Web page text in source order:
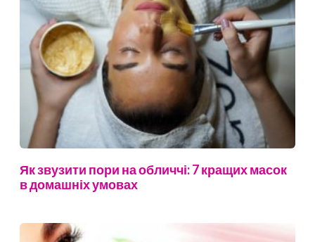
Як звузити пори на обличчі: 7 кращих масок
в домашніх умовах